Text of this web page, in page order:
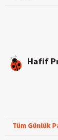
Hafif
Tüm Günlük